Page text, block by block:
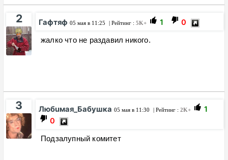
2 Гафтяф 05 мая в 11:25 | Рейтинг : 5K+ 1 0
жалко что не раздавил никого.
3 Любuмая_Бабушка 05 мая в 11:30 | Рейтинг : 2K+
1
0
Подзалупный комитет